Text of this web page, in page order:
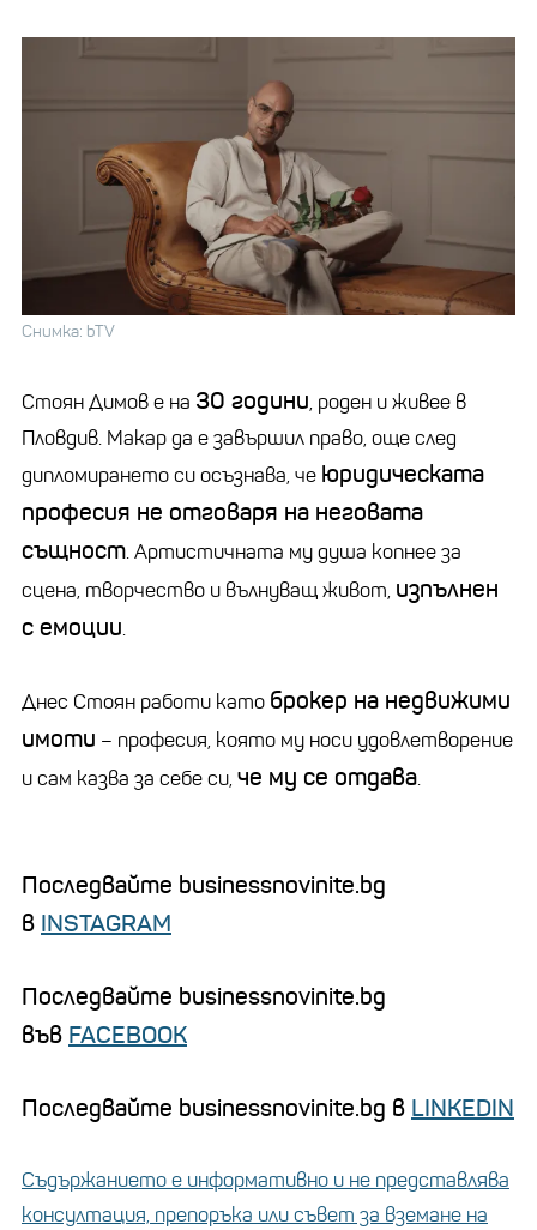
Снимка: bTV
Стоян Димов е на 30 години, роден и живее в
Пловдив. Макар да е завършил право, още след
дипломирането си осъзнава, че юридическата
професия не отговаря на неговата
същност. Артистичната му душа копнее за
сцена, творчество и вълнуващ живот, изпълнен
с емоции.
Днес Стоян работи като брокер на недвижими
имоти – професия, която му носи удовлетворение
и сам казва за себе си, че му се отдава.
Последвайте businessnovinite.bg
в INSTAGRAM
Последвайте businessnovinite.bg
във FACEBOOK
Последвайте businessnovinite.bg в LINKEDIN
Съдържанието е информативно и не представлява
консултация, препоръка или съвет за вземане на